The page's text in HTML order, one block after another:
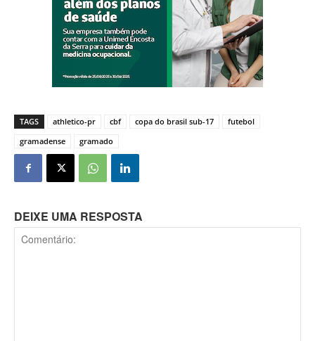
TAGS athletico-pr cbf copa do brasil sub-17
futebol
gramadense
gramado
DEIXE UMA RESPOSTA